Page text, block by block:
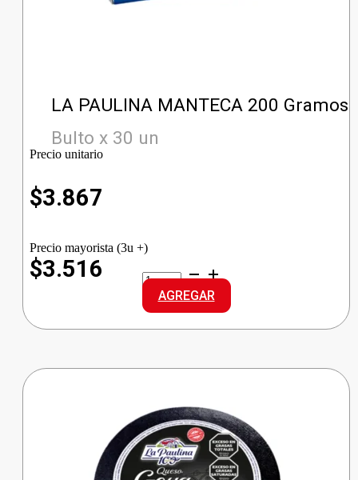
LA PAULINA MANTECA 200 Gramos
Bulto x 30 un
Precio unitario
$3.867
Precio mayorista (3u +)
$3.516
LA
PAULINA
MANTECA
cantidad
AGREGAR